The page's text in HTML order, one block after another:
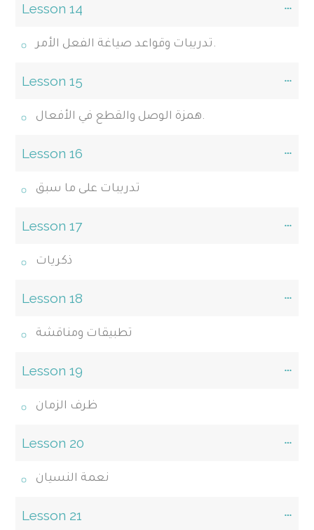
Lesson 14
تدريبات وقواعد صياغة الفعل الأمر.
Lesson 15
همزة الوصل والقطع في الأفعال.
Lesson 16
تدريبات على ما سبق
Lesson 17
ذكريات
Lesson 18
تطبيقات ومناقشة
Lesson 19
ظرف الزمان
Lesson 20
نعمة النسيان
Lesson 21